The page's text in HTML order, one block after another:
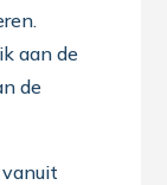
aan de
de